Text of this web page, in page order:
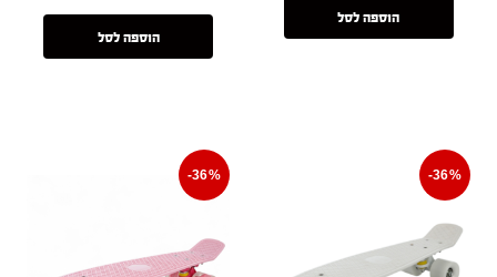
הוספה לסל
הוספה לסל
-36%
-36%